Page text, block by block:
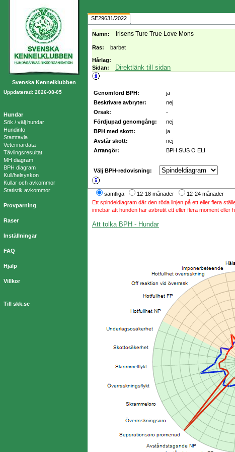
Svenska Kennelklubben
Uppdaterad: 2026-08-05
Hundar
Sök / välj hundar
Hundinfo
Stamtavla
Veterinärdata
Tävlingsresultat
MH diagram
BPH diagram
Kull/helsyskon
Kullar och avkommor
Statistik avkommor
Provparning
Raser
Inställningar
FAQ
Hjälp
Villkor
Till skk.se
SE29631/2022
Namn: Irisens Ture True Love Mons
Ras: barbet
Hårlag:
Sidan:
Direktlänk till sidan
Genomförd BPH: ja
Beskrivare avbryter:
nej
Orsak:
-
Fördjupad genomgång:
nej
BPH med skott:
ja
Avstår skott:
nej
Arrangör:
BPH SUS O ELI
Välj BPH-redovisning:
samtliga 12-18 månader
12-24 månader
Ett spindeldiagram där den röda linjen på ett eller flera
innebär att hunden har avbrutit ett eller flera moment eller
Att tolka BPH - Hundar